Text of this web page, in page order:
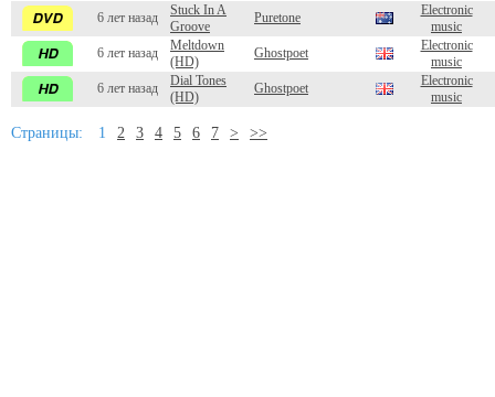
6 лет назад
Stuck In A
Groove
Puretone
Electronic
music
6 лет назад
Meltdown
(HD)
Ghostpoet
Electronic
music
6 лет назад
Dial Tones
(HD)
Ghostpoet
Electronic
music
Страницы: 1 2 3 4 5 6 7 > >>